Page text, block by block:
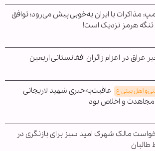
مذاکرات با ایران به‌خوبی پیش می‌رود؛ توافق
تنگه هرمز نزدیک است!
عراق در اعزام زائران افغانستانی اربعین
و اهل بیتی ع عاقبت‌به‌خیری شهید لاریجانی
و اخلاص بود
مالک شهرک امید سبز برای بازنگری در